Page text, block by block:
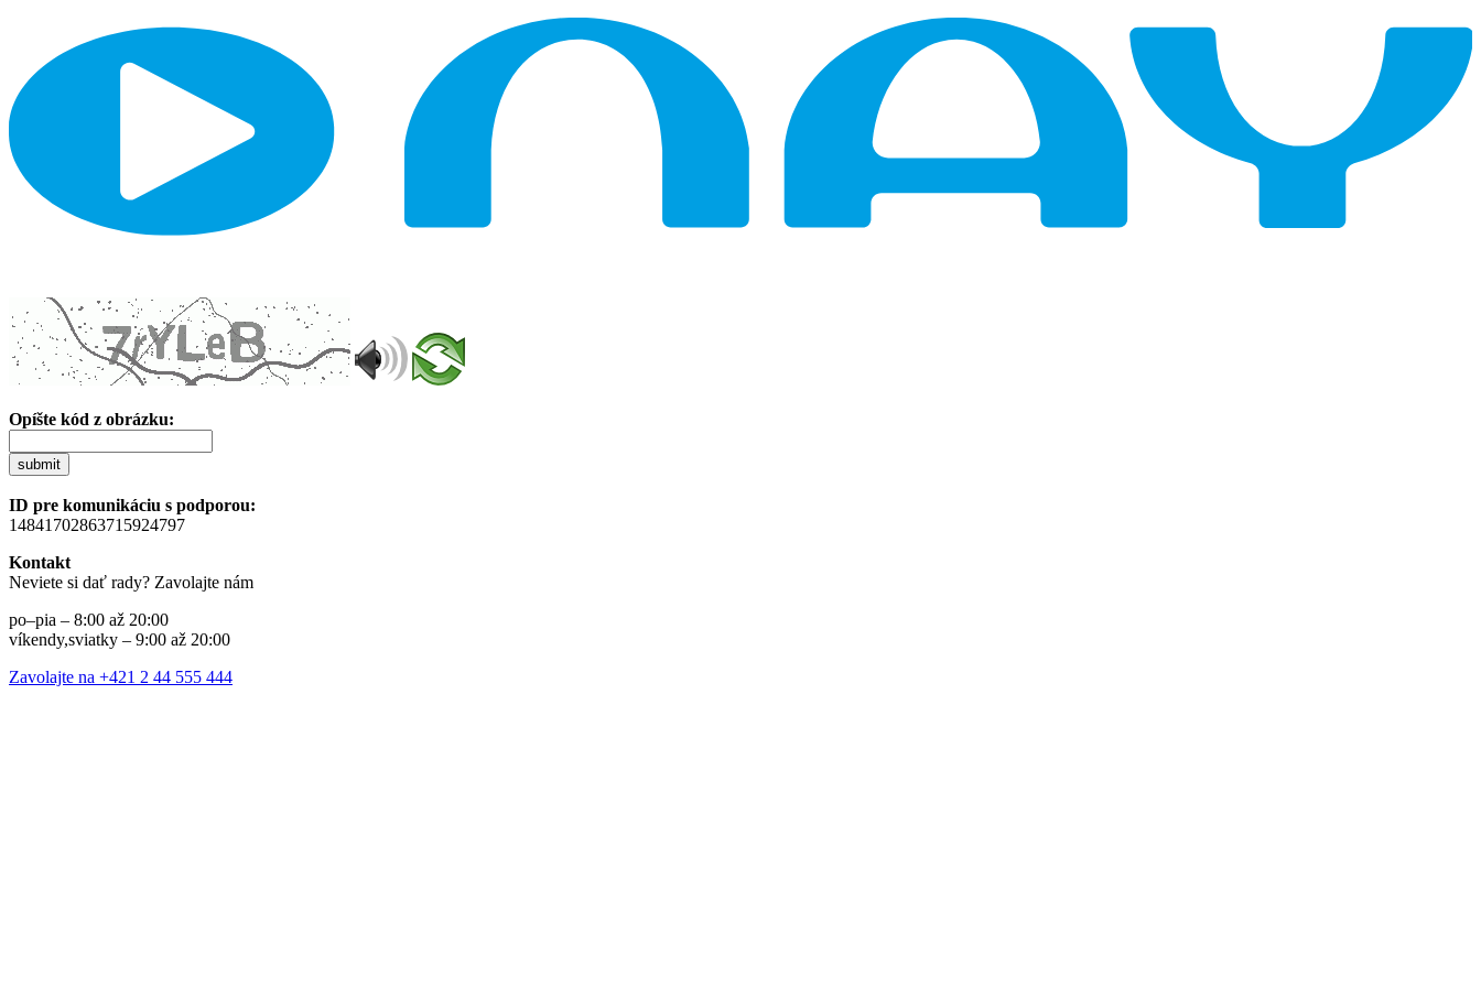
Opíšte kód z obrázku:
submit
ID pre komunikáciu s podporou:
14841702863715924797
Kontakt
Neviete si dať rady? Zavolajte nám
po–pia – 8:00 až 20:00
víkendy,sviatky – 9:00 až 20:00
Zavolajte na +421 2 44 555 444